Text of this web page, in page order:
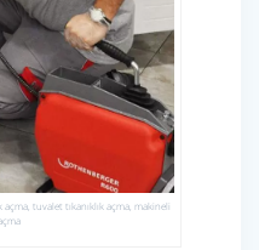
açma, tuvalet tıkanıklık açma, makineli